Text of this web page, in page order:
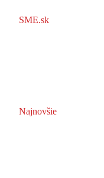
SME.sk
Najnovšie